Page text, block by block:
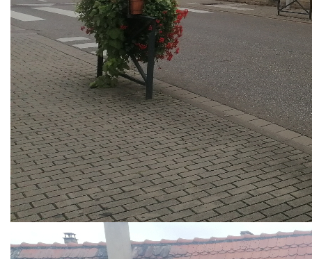
Appartement au coeur d'Oberhausbergen de 61m2 situé au
1er étage d'un petit collectif.
Vous y trouverez un salon séjour de 18.5m2 , parquet bois,
belle luminosité. Une cuisine équipée indépendante de
8.6m2 comprenant de nombreux éléments de rangement
ainsi qu'un four, une plaque au gaz, une hotte, un lave
vaisselle.
Les 2 chambres en enfilade offre une surface de 11m2.
La salle d'eau d'environ 6m2 présente une grande douche,
un meuble vasque et un toilette.
Une cave accompagne ce bien ainsi qu'une cours
extérieure à usage collectif.